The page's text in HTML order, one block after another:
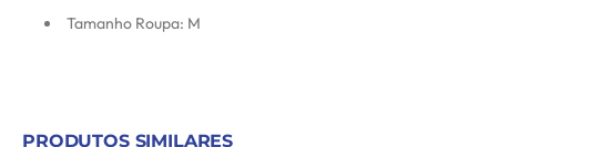
Tamanho Roupa: M
PRODUTOS SIMILARES